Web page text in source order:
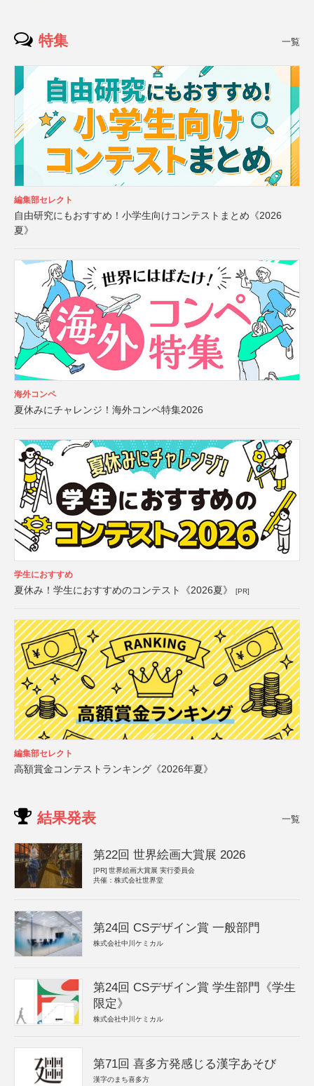
特集 一覧
編集部セレクト
自由研究にもおすすめ！小学生向けコンテストまとめ《2026
夏》
海外コンペ
夏休みにチャレンジ！海外コンペ特集2026
学生におすすめ
夏休み！学生におすすめのコンテスト《2026夏》 [PR]
編集部セレクト
高額賞金コンテストランキング《2026年夏》
結果発表 一覧
第22回 世界絵画大賞展 2026
[PR] 世界絵画大賞展 実行委員会
共催：株式会社世界堂
第24回 CSデザイン賞 一般部門
株式会社中川ケミカル
第24回 CSデザイン賞 学生部門《学生
限定》
株式会社中川ケミカル
第71回 喜多方発感じる漢字あそび
漢字のまち喜多方